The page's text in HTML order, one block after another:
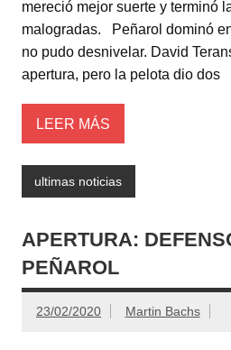
A
p
p
b
o
o
ar
tir
mereció mejor suerte y terminó
malogradas. Peñarol dominó
no pudo desnivelar. David
apertura, pero la pelota dio dos
LEER MÁS
ultimas noticias
APERTURA:
PEÑAROL
23/02/2020 Martin Bachs